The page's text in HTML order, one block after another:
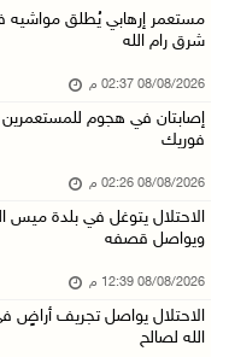
الإعصار "دولفين" يضرب
08/آب/2026 12:08 م
42 الف مسافر تنقلوا عبر معبر الكرامة الأسبوع ...
08/آب/2026 11:44 ص
منتخبنا الوطني
08/آب/2026 11:06 ص
"فانا": الثقافة البحرينية
مستعمر إرهابي يُطلق مواشيه
شرق رام الله
08/08/2026 02:37 م
إصابتان في هجوم للمستعمرين
فوريك
08/08/2026 02:26 م
الاحتلال يتوغل في بلدة ميس
ويواصل قصفه
08/08/2026 12:39 م
الاحتلال يواصل تجريف أراضٍ
الله لصالح